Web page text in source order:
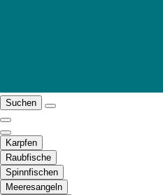
Suchen
Karpfen
Raubfische
Spinnfischen
Meeresangeln